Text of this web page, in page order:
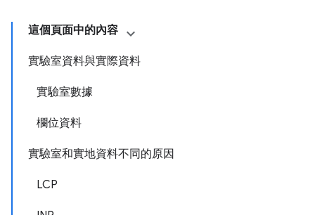
這個頁面中的內容
實驗室資料與實際資料
實驗室數據
欄位資料
實驗室和實地資料不同的原因
LCP